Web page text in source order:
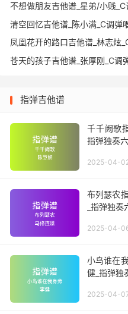
不想做朋友吉他谱_星弟/小贱_C调弹唱
清空回忆吉他谱_陈小满_C调弹唱六
凤凰花开的路口吉他谱_林志炫_C调弹唱
苍天的孩子吉他谱_张厚刚_C调弹唱六
指弹吉他谱
千千阙歌
指弹独奏
2025-04-
布列瑟农
_指弹独奏
2025-04-
小鸟谁在
健_指弹独
2025-04-